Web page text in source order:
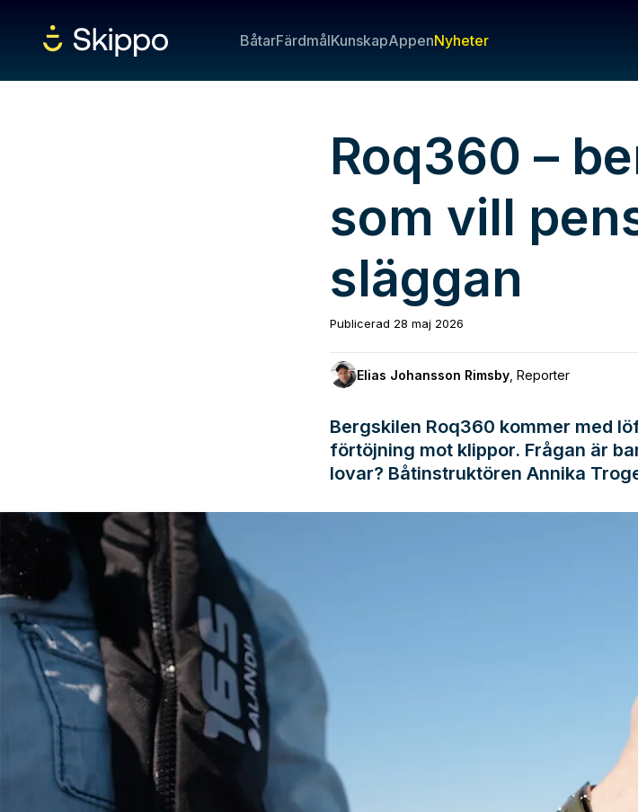
BåtarFärdmålKunskapAppenNyheter
Roq360 –
som vill
släggan
Publicerad 28 maj 2026
Elias Johansson Rimsby Reporter
Bergskilen Roq360 kommer med
förtöjning mot klippor. Frågan är
lovar? Båtinstruktören Annika